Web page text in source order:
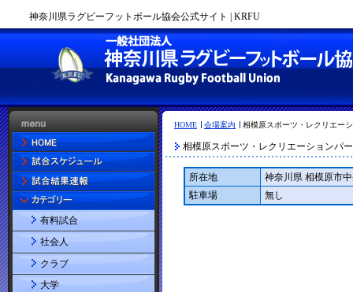
神奈川県ラグビーフットボール協会公式サイト | KRFU
HOME 会場案内 相模原スポーツ・レクリエー
相模原スポーツ・レクリエーションパ
所在地
神奈川県 相模原市
駐車場
無し
有料試合
社会人
クラブ
大学